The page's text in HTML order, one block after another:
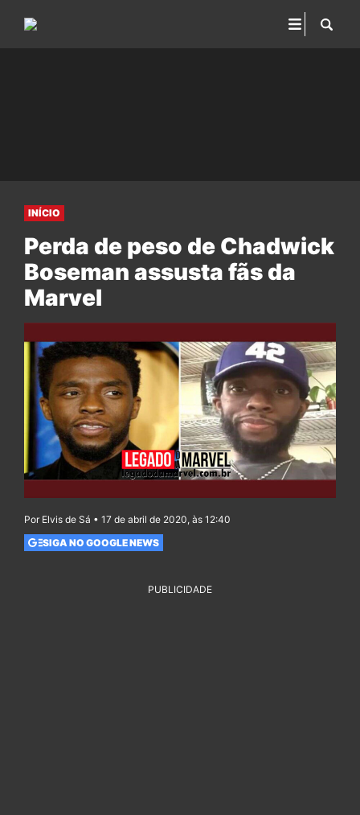
INÍCIO
Perda de peso de Chadwick
Boseman assusta fãs da
Marvel
Por Elvis de Sá • 17 de abril de 2020, às 12:40
SIGA NO GOOGLE NEWS
PUBLICIDADE